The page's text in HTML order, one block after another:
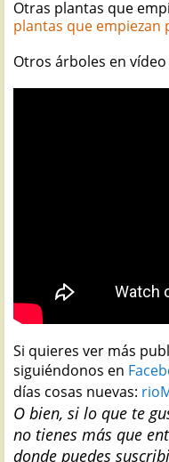
Otras plantas que
plantas que empiezan
Otros árboles en vídeo
Si quieres ver más
siguiéndonos en
días cosas nuevas:
O bien, si lo que te
no tienes más que
donde puedes